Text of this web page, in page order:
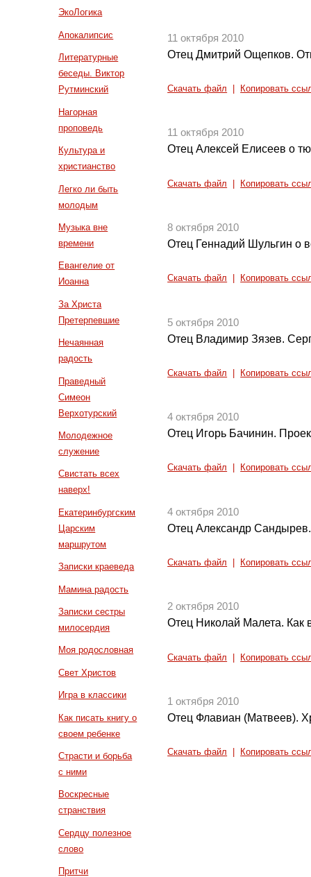
ЭкоЛогика
Апокалипсис
Литературные
беседы. Виктор
Рутминский
Нагорная
проповедь
Культура и
христианство
Легко ли быть
молодым
Музыка вне
времени
Евангелие от
Иоанна
За Христа
Претерпевшие
Нечаянная
радость
Праведный
Симеон
Верхотурский
Молодежное
служение
Свистать всех
наверх!
Екатеринбургским
Царским
маршрутом
Записки краеведа
Мамина радость
Записки сестры
милосердия
Моя родословная
Свет Христов
Игра в классики
Как писать книгу о
своем ребенке
Страсти и борьба
с ними
Воскресные
странствия
Сердцу полезное
слово
Притчи
11 октября 2010
Отец Дмитрий Ощепков.
Скачать файл Копировать
11 октября 2010
Отец Алексей Елисеев о
Скачать файл Копировать
8 октября 2010
Отец Геннадий Шульгин о
Скачать файл Копировать
5 октября 2010
Отец Владимир Зязев.
Скачать файл Копировать
4 октября 2010
Отец Игорь Бачинин.
Скачать файл Копировать
4 октября 2010
Отец Александр
Скачать файл Копировать
2 октября 2010
Отец Николай Малета. Как
Скачать файл Копировать
1 октября 2010
Отец Флавиан (Матвеев).
Скачать файл Копировать